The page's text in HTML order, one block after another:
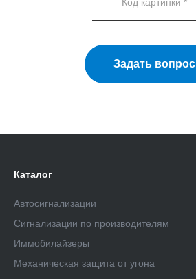
Задать вопрос
Каталог
Автосигнализации
Сигнализации по производителям
Иммобилайзеры
Механическая защита от угона